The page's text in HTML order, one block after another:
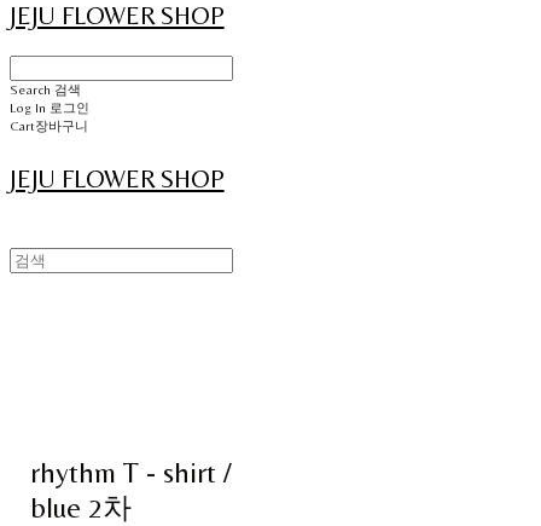
JEJU FLOWER SHOP
Search 검색
Log In 로그인
Cart장바구니
JEJU FLOWER SHOP
rhythm T - shirt /
blue 2차